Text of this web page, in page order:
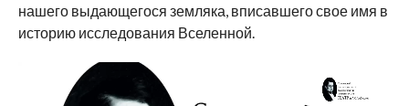
нашего выдающегося земляка, вписавшего свое имя в
историю исследования Вселенной.
Видеоплеер